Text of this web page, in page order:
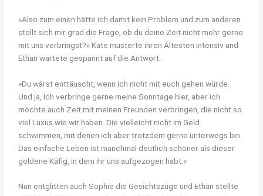
»Also zum einen hätte ich damit kein Problem und zum anderen
stellt sich mir grad die Frage, ob du deine Zeit nicht mehr gerne
mit uns verbringst?« Kate musterte ihren Ältesten intensiv und
Ethan wartete gespannt auf die Antwort.
»Du wärst enttäuscht, wenn ich nicht mit euch gehen würde.
Und ja, ich verbringe gerne meine Sonntage hier, aber ich
möchte auch Zeit mit meinen Freunden verbringen, die nicht so
viel Luxus wie wir haben. Die vielleicht nicht im Geld
schwimmen, mit denen ich aber trotzdem gerne unterwegs bin.
Das einfache Leben ist manchmal deutlich schöner als dieser
goldene Käfig, in dem ihr uns aufgezogen habt.«
Nun entglitten auch Sophie die Gesichtszüge und Ethan stellte